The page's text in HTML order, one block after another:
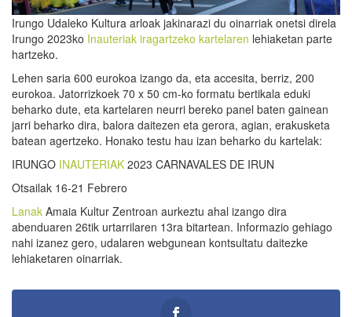
Irungo Udaleko Kultura arloak jakinarazi du oinarriak onetsi direla
Irungo 2023ko Inauteriak iragartzeko kartelaren lehiaketan parte
hartzeko.
Lehen saria 600 eurokoa izango da, eta accesita, berriz, 200
eurokoa. Jatorrizkoek 70 x 50 cm-ko formatu bertikala eduki
beharko dute, eta kartelaren neurri bereko panel baten gainean
jarri beharko dira, balora daitezen eta gerora, agian, erakusketa
batean agertzeko. Honako testu hau izan beharko du kartelak:
IRUNGO INAUTERIAK 2023 CARNAVALES DE IRUN
Otsailak 16-21 Febrero
Lanak Amaia Kultur Zentroan aurkeztu ahal izango dira
abenduaren 26tik urtarrilaren 13ra bitartean. Informazio gehiago
nahi izanez gero, udalaren webgunean kontsultatu daitezke
lehiaketaren oinarriak.